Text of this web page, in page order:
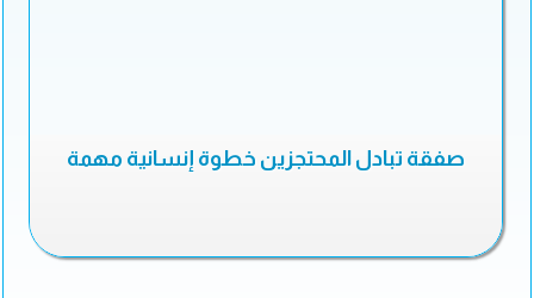
صفقة تبادل المحتجزين خطوة إنسانية مهمة